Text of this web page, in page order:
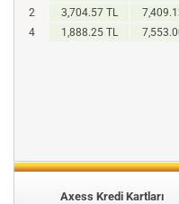
2
3,704.57 TL
4
1,888.25 TL
Axess Kredi Kartları